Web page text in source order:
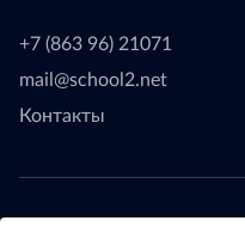
+7 (863 96) 21071
mail@school2.net
Контакты